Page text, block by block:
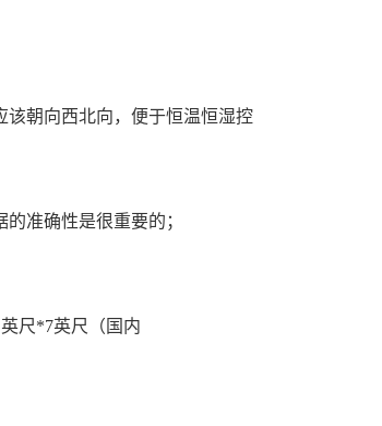
该朝向西北向，便于恒温恒湿控
准确性是很重要的；
尺*7英尺（国内